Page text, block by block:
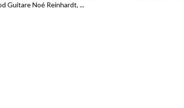
Guitare Noé Reinhardt, ...